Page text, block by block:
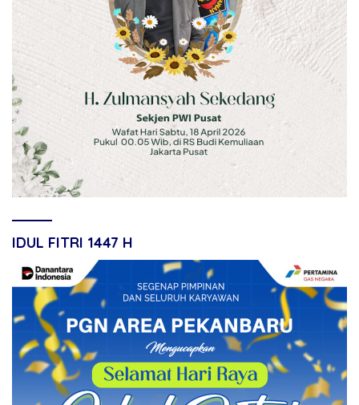
IDUL FITRI 1447 H